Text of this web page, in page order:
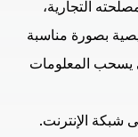
التجارية،
بصورة مناسبة
يسحب المعلومات
شبكة الإنترنت.